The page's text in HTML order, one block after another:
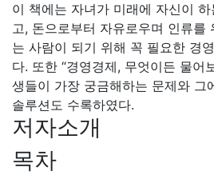
이 책에는 자녀가 미래에 자신이
고, 돈으로부터 자유로우며 인류를
는 사람이 되기 위해 꼭 필요한 경
다. 또한 “경영경제, 무엇이든 물어
생들이 가장 궁금해하는 문제와 그
솔루션도 수록하였다.
저자소개
목차